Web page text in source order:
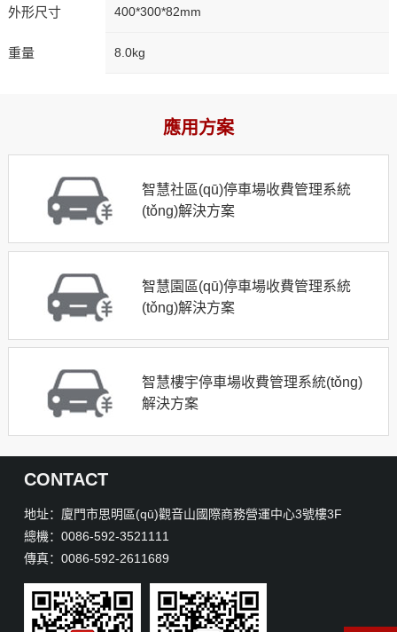
外形尺寸 400*300*82mm
重量 8.0kg
應用方案
智慧社區(qū)停車場收費管理系統
(tǒng)解決方案
智慧園區(qū)停車場收費管理系統
(tǒng)解決方案
智慧樓宇停車場收費管理系統(tǒng)
解決方案
CONTACT
地址：廈門市思明區(qū)觀音山國際商務營運中心3號樓3F
總機：0086-592-3521111
傳真：0086-592-2611689